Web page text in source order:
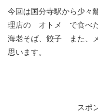
今回は国分寺駅から少々
理店の オトメ で食べ
海老そば、餃子 また、
思います。
スポ